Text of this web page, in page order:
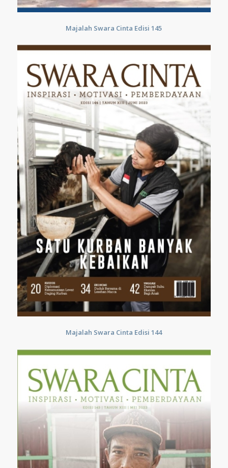
Majalah Swara Cinta Edisi 145
Majalah Swara Cinta Edisi 144